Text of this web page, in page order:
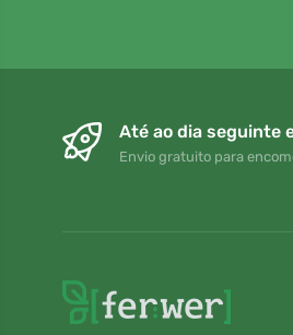
Até ao dia seguinte
Envio gratuito para